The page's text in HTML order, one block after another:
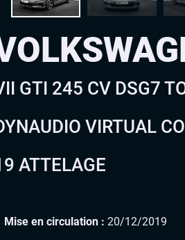
GTI 245 CV DSG7
VIRTUAL
ATTELAGE
Mise en circulation : 20/12/2019